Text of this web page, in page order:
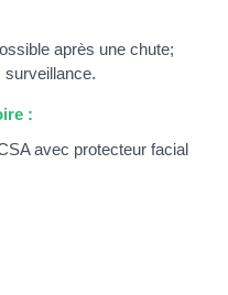
après une chute;
surveillance.
:
avec protecteur facial